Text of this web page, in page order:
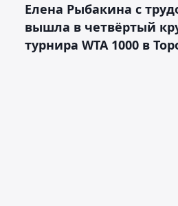
Елена Рыбакина с
вышла в четвёртый
турнира WTA 1000 в